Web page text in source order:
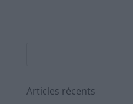
Articles récents